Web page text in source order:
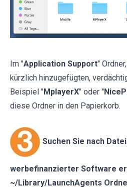
Im "Application Support"
kürzlich hinzugefügten,
Beispiel "MplayerX" oder "
diese Ordner in den Papierkorb.
Suchen Sie nach
werbefinanzierter Software
~/Library/LaunchAgents